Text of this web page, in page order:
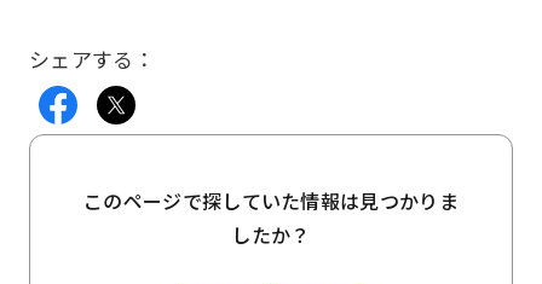
シェアする：
このページで探していた情報は見つかりま
したか？